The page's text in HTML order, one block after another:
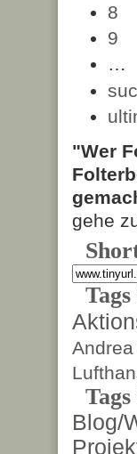
8
9
…
"Wer
gehe
Blog/